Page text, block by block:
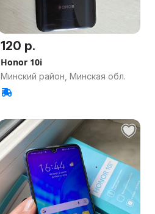
120 р.
Honor 10i
Минский район, Минская обл.